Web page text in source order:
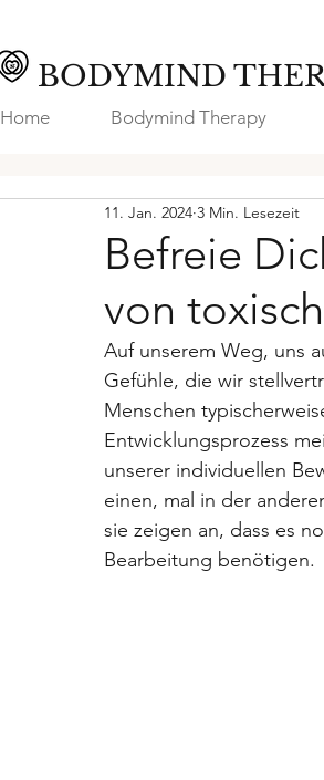
BODYMIND
Home Bodymind Therapy
Befreie
von
11. Jan. 2024 3 Min. Lesezeit
Auf unserem Weg, uns
Gefühle, die wir
Menschen
Entwicklungsprozess
unserer individuellen
einen, mal in der
sie zeigen an, dass es
Bearbeitung benötigen.